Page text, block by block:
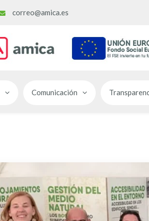
correo@amica.es
Comunicación